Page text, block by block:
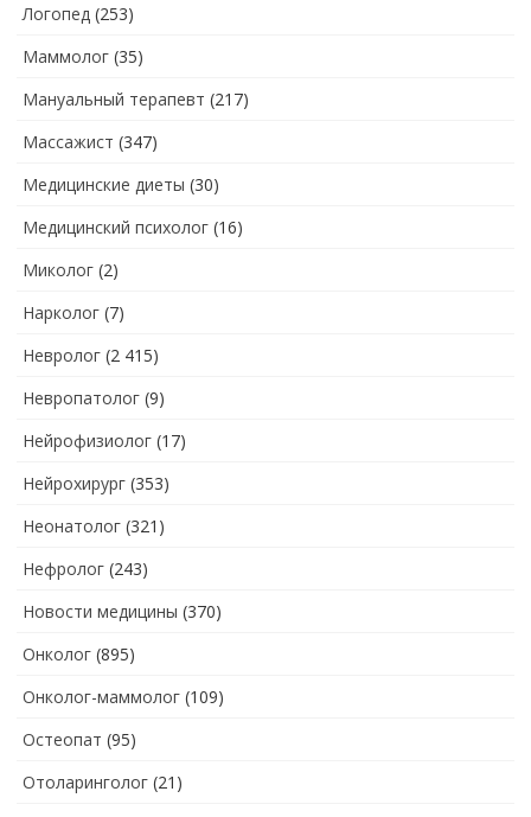
Логопед (253)
Маммолог (35)
Мануальный терапевт (217)
Массажист (347)
Медицинские диеты (30)
Медицинский психолог (16)
Миколог (2)
Нарколог (7)
Невролог (2 415)
Невропатолог (9)
Нейрофизиолог (17)
Нейрохирург (353)
Неонатолог (321)
Нефролог (243)
Новости медицины (370)
Онколог (895)
Онколог-маммолог (109)
Остеопат (95)
Отоларинголог (21)